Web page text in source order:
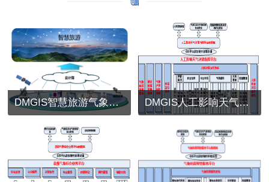
DMGIS智慧旅游气象服务 DMGIS人工影响天气决策指挥平台